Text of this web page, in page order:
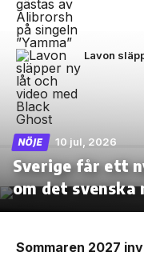
Lavon
NÖJE 10 jul, 2026
Sverige får ett
om det
Sommaren 2027